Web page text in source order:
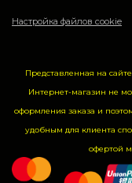
Настройка файлов cookie
Представленная на
Интернет-магазин не
оформления заказа и
удобным для клиента
офертой